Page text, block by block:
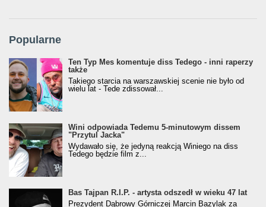
Popularne
Ten Typ Mes komentuje diss Tedego - inni raperzy
także
Takiego starcia na warszawskiej scenie nie było od
wielu lat - Tede zdissował...
Wini odpowiada Tedemu 5-minutowym dissem
"Przytul Jacka"
Wydawało się, że jedyną reakcją Winiego na diss
Tedego będzie film z...
Bas Tajpan R.I.P. - artysta odszedł w wieku 47 lat
Prezydent Dąbrowy Górniczej Marcin Bazylak za